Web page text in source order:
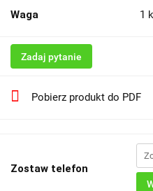
Waga 1
Zadaj pytanie
Pobierz produkt do PDF
Zostaw telefon